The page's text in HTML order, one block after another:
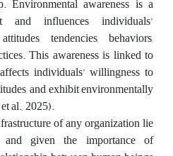
and influences individuals’
tendencies, behaviors,
This awareness is linked to
individuals’ willingness to
and exhibit environmentally
al., 2025).
of any organization lie
given the importance of